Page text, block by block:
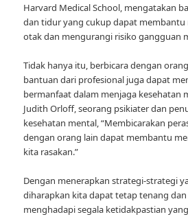
Harvard Medical School, mengatakan
dan tidur yang cukup dapat membantu
otak dan mengurangi risiko gangguan
Tidak hanya itu, berbicara dengan
bantuan dari profesional juga dapat
bermanfaat dalam menjaga kesehatan
Judith Orloff, seorang psikiater dan
kesehatan mental, “Membicarakan
dengan orang lain dapat membantu
kita rasakan.”
Dengan menerapkan strategi-strategi
diharapkan kita dapat tetap tenang
menghadapi segala ketidakpastian